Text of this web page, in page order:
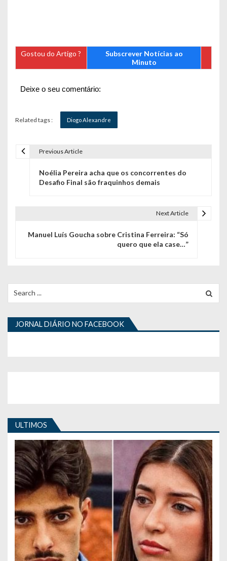
Gostou do Artigo ?
Subscrever Notícias ao
Minuto
Deixe o seu comentário:
Related tags : Diogo Alexandre
ã
o
d
i
g
o
s
Previous Article
Noélia Pereira acha que os concorrentes do
Desafio Final são fraquinhos demais
Next Article
Manuel Luís Goucha sobre Cristina Ferreira: “Só
quero que ela case…”
for:
JORNAL DIÁRIO NO FACEBOOK
ULTIMOS